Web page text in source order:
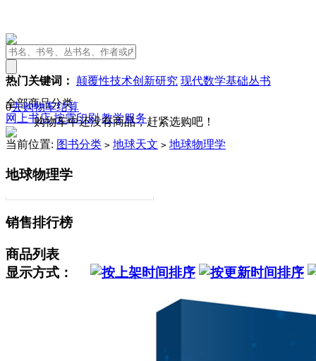
热门关键词： 颠覆性技术创新研究 现代数学基础丛书
0去购物车结算
购物车中还没有商品，赶紧选购吧！
全部商品分类
网上书店按需印刷 教学服务
当前位置: 图书分类 > 地球天文 > 地球物理学
地球物理学
销售排行榜
商品列表
显示方式：